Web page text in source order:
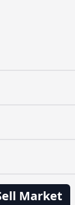
Market